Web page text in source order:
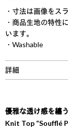
・寸法は画像をス
・商品生地の特性
います。
・Washable
詳細
優雅な透け感を纏
Knit Top “Soufflé